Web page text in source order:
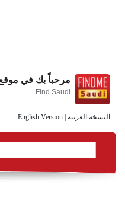
النسخة العربية English Version
مرحباً بك في
Find Saudi